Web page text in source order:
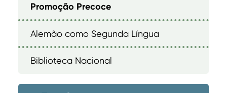
Promoção Precoce
Alemão como Segunda Língua
Biblioteca Nacional